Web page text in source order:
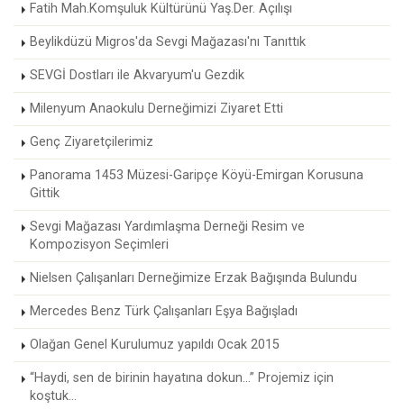
Fatih Mah.Komşuluk Kültürünü Yaş.Der. Açılışı
Beylikdüzü Migros'da Sevgi Mağazası'nı Tanıttık
SEVGİ Dostları ile Akvaryum'u Gezdik
Milenyum Anaokulu Derneğimizi Ziyaret Etti
Genç Ziyaretçilerimiz
Panorama 1453 Müzesi-Garipçe Köyü-Emirgan Korusuna
Gittik
Sevgi Mağazası Yardımlaşma Derneği Resim ve
Kompozisyon Seçimleri
Nielsen Çalışanları Derneğimize Erzak Bağışında Bulundu
Mercedes Benz Türk Çalışanları Eşya Bağışladı
Olağan Genel Kurulumuz yapıldı Ocak 2015
“Haydi, sen de birinin hayatına dokun...” Projemiz için
koştuk...